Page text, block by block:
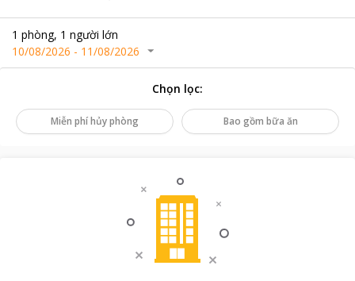
1 phòng, 1 người lớn
10/08/2026 - 11/08/2026
Chọn lọc:
Miễn phí hủy phòng Bao gồm bữa ăn